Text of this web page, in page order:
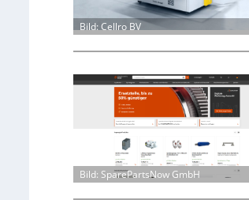
Bild: Cellro BV
Bild: SparePartsNow GmbH